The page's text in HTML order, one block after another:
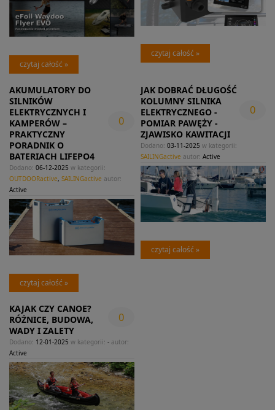
czytaj całość »
czytaj całość »
AKUMULATORY DO
SILNIKÓW
ELEKTRYCZNYCH I
KAMPERÓW –
PRAKTYCZNY
PORADNIK O
BATERIACH LIFEPO4
0
Dodano: 06-12-2025 w kategorii:
OUTDOORactive, SAILINGactive autor:
Active
czytaj całość »
JAK DOBRAĆ DŁUGOŚĆ
KOLUMNY SILNIKA
ELEKTRYCZNEGO -
POMIAR PAWĘŻY -
ZJAWISKO KAWITACJI
0
Dodano: 03-11-2025 w kategorii:
SAILINGactive autor: Active
czytaj całość »
KAJAK CZY CANOE?
RÓŻNICE, BUDOWA,
WADY I ZALETY
0
Dodano: 12-01-2025 w kategorii: - autor:
Active